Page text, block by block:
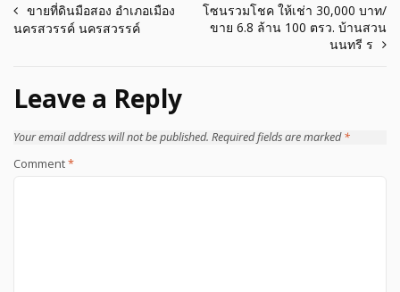
Post
ขายที่ดินมือสอง อำเภอเมือง
นครสวรรค์ นครสวรรค์
โซนรวมโชค ให้เช่า 30,000 บาท/
ขาย 6.8 ล้าน 100 ตรว. บ้านสวน
นนทรี ร
Leave a Reply
Your email address will not be published. Required fields are marked*
Comment*